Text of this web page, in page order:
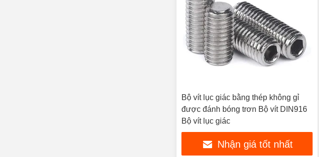
Bộ vít lục giác bằng thép không gỉ
được đánh bóng trơn Bộ vít DIN916
Bộ vít lục giác
Nhận giá tốt nhất